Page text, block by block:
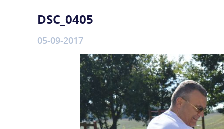
DSC_0405
05-09-2017